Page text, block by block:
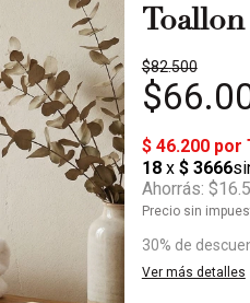
$82.500
Ahorrás:
Precio sin
30% de
Ver más detalles